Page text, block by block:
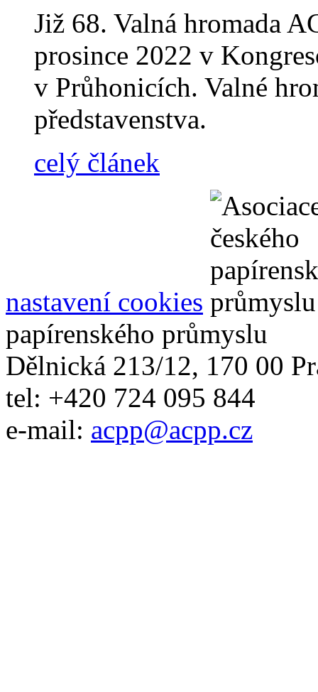
Již 68. Valná hromada
prosince 2022 v
v Průhonicích. Valné
představenstva.
celý článek
nastavení cookies
papírenského průmyslu
Dělnická 213/12, 170 00
tel: +420 724 095 844
e-mail: acpp@acpp.cz